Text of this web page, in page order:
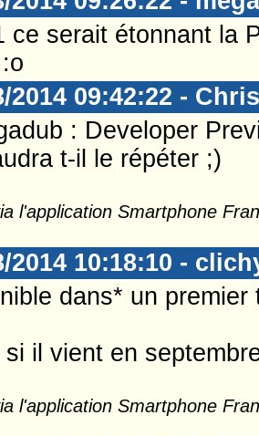
ce serait étonnant la
2014 09:42:22 -
: Developer
t-il le répéter ;)
l'application Smartphone
2014 10:18:10 -
dans* un premier
si il vient en
l'application Smartphone